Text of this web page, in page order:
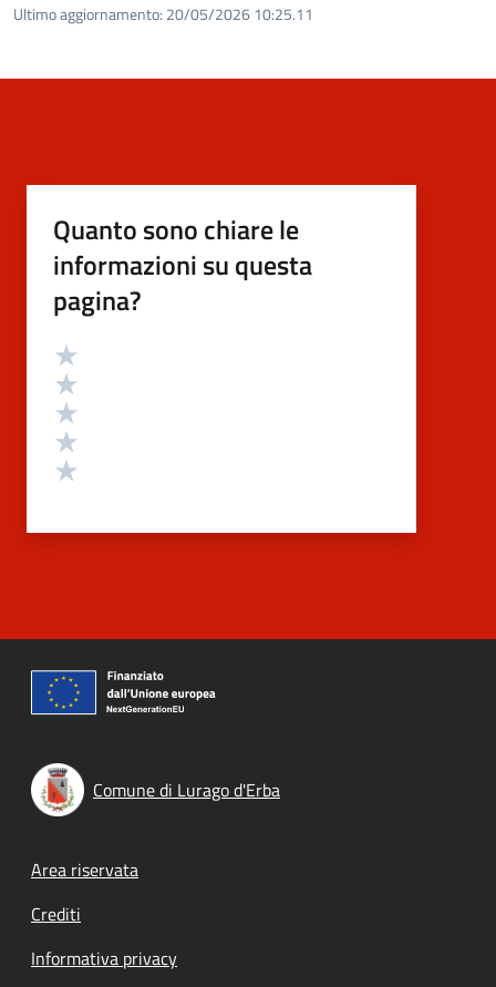
Ultimo aggiornamento: 20/05/2026 10:25.11
Quanto sono chiare le
informazioni su questa
pagina?
Valutazione
Comune di Lurago d'Erba
Footer menu
Area riservata
Crediti
Informativa privacy